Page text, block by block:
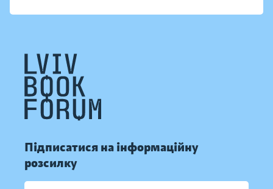
Підписатися на інформаційну
розсилку